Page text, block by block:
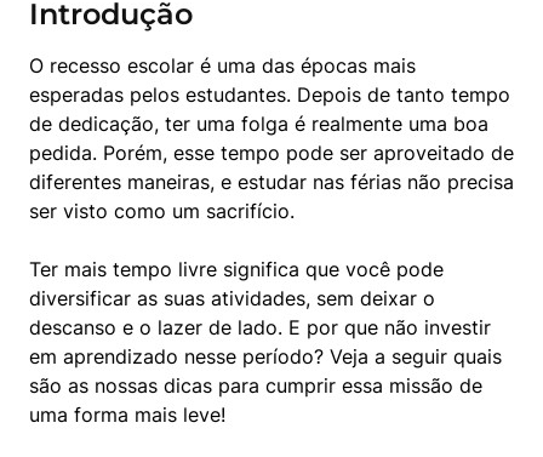
Introdução
O recesso escolar é uma das épocas mais
esperadas pelos estudantes. Depois de tanto tempo
de dedicação, ter uma folga é realmente uma boa
pedida. Porém, esse tempo pode ser aproveitado de
diferentes maneiras, e estudar nas férias não precisa
ser visto como um sacrifício.
Ter mais tempo livre significa que você pode
diversificar as suas atividades, sem deixar o
descanso e o lazer de lado. E por que não investir
em aprendizado nesse período? Veja a seguir quais
são as nossas dicas para cumprir essa missão de
uma forma mais leve!